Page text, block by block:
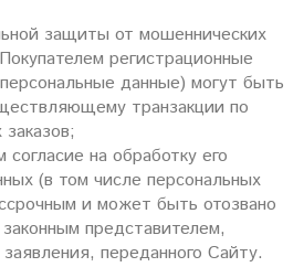
защиты от мошеннических
регистрационные
данные) могут быть
транзакции по
на обработку его
(в том числе персональных
и может быть отозвано
представителем,
переданного Сайту.